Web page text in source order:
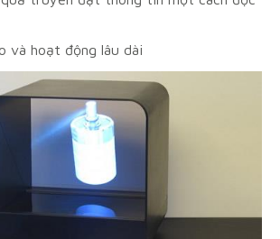
và hoạt động lâu dài